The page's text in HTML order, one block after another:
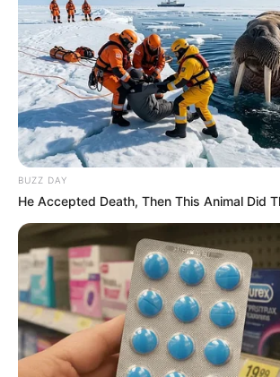
BUZZ DAY
He Accepted Death, Then This Animal Did